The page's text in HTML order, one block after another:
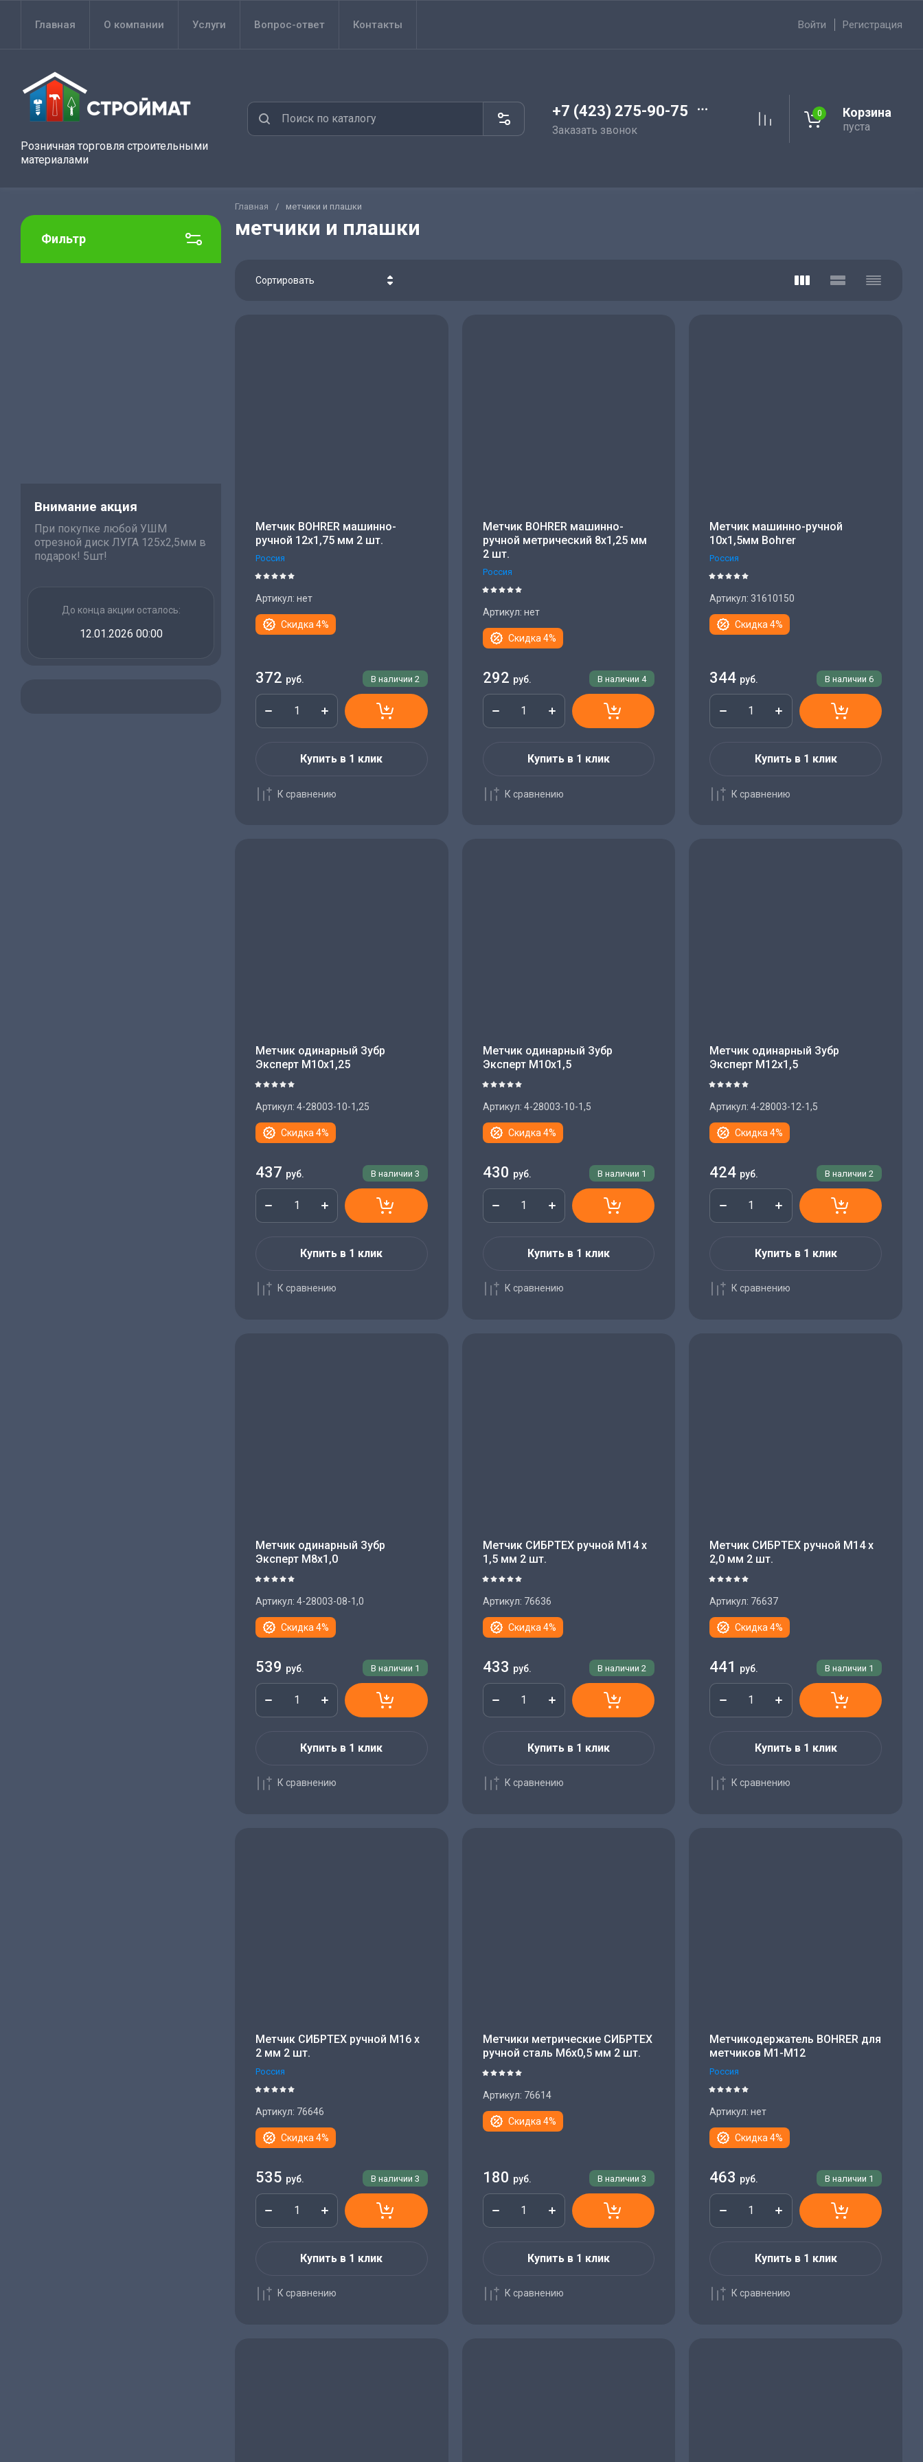
Главная О компании Услуги Вопрос-ответ Контакты Войти Регистрация
Розничная торговля строительными
материалами
+7 (423) 275-90-75
Заказать звонок
0 Корзина
пуста
Фильтр
Внимание акция
При покупке любой УШМ
отрезной диск ЛУГА 125х2,5мм в
подарок! 5шт!
До конца акции осталось:
12.01.2026 00:00
Главная / метчики и плашки
метчики и плашки
Сортировать
Метчик BOHRER машинно-
ручной 12х1,75 мм 2 шт.
Россия
Артикул: нет
Скидка 4%
В наличии 2
372 руб.
Купить в 1 клик
К сравнению
Метчик BOHRER машинно-
ручной метрический 8х1,25 мм
2 шт.
Россия
Артикул: нет
Скидка 4%
В наличии4
292 руб.
Купить в 1 клик
К сравнению
Метчик машинно-ручной
10х1,5мм Bohrer
Россия
Артикул: 31610150
Скидка 4%
В наличии 6
344 руб.
Купить в 1 клик
К сравнению
Метчик одинарный Зубр
Эксперт М10х1,25
Артикул: 4-28003-10-1,25
Скидка 4%
В наличии 3
437 руб.
Купить в 1 клик
К сравнению
Метчик одинарный Зубр
Эксперт М10х1,5
Артикул: 4-28003-10-1,5
Скидка 4%
В наличии 1
430 руб.
Купить в 1 клик
К сравнению
Метчик одинарный Зубр
Эксперт М12х1,5
Артикул: 4-28003-12-1,5
Скидка 4%
В наличии 2
424 руб.
Купить в 1 клик
К сравнению
Метчик одинарный Зубр
Эксперт М8х1,0
Артикул: 4-28003-08-1,0
Скидка 4%
В наличии 1
539 руб.
Купить в 1 клик
К сравнению
Метчик СИБРТЕХ ручной М14 х
1,5 мм 2 шт.
Артикул: 76636
Скидка 4%
В наличии2
433 руб.
Купить в 1 клик
К сравнению
Метчик СИБРТЕХ ручной М14 х
2,0 мм 2 шт.
Артикул: 76637
Скидка 4%
В наличии 1
441 руб.
Купить в 1 клик
К сравнению
Метчик СИБРТЕХ ручной М16 х
2 мм 2 шт.
Россия
Артикул: 76646
Скидка 4%
В наличии 3
535 руб.
Купить в 1 клик
К сравнению
Метчики метрические СИБРТЕХ
ручной сталь М6х0,5 мм 2 шт.
Артикул: 76614
Скидка 4%
В наличии3
180 руб.
Купить в 1 клик
К сравнению
Метчикодержатель BOHRER для
метчиков М1-М12
Россия
Артикул: нет
Скидка 4%
В наличии 1
463 руб.
Купить в 1 клик
К сравнению